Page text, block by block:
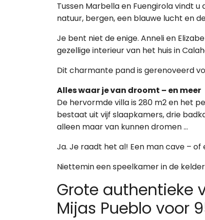
Tussen Marbella en Fuengirola vindt
natuur, bergen, een blauwe lucht en
Je bent niet de enige. Anneli en
gezellige interieur van het huis in
Dit charmante pand is gerenoveerd
Alles waar je van droomt – en meer
De hervormde villa is 280 m2 en het
bestaat uit vijf slaapkamers, drie
alleen maar van kunnen dromen …
Ja. Je raadt het al! Een man cave –
Niettemin een speelkamer in de
Grote authentieke
Mijas Pueblo voor